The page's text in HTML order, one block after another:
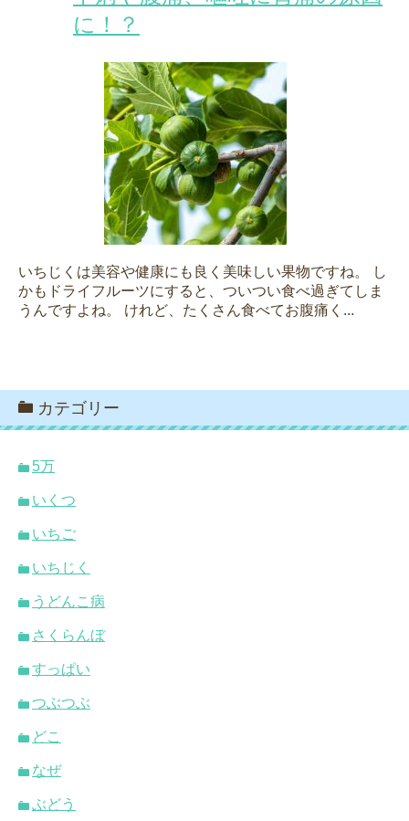
に！？
いちじくは美容や健康にも良く美味しい果物ですね。 し
かもドライフルーツにすると、ついつい食べ過ぎてしま
うんですよね。 けれど、たくさん食べてお腹痛く...
カテゴリー
5万
いくつ
いちご
いちじく
うどんこ病
さくらんぼ
すっぱい
つぶつぶ
どこ
なぜ
ぶどう